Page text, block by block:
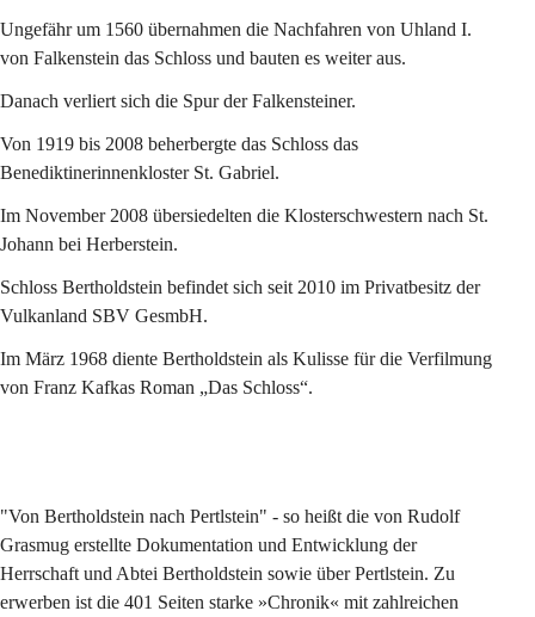
Ungefähr um 1560 übernahmen die Nachfahren von Uhland I.
von Falkenstein das Schloss und bauten es weiter aus.
Danach verliert sich die Spur der Falkensteiner.
Von 1919 bis 2008 beherbergte das Schloss das
Benediktinerinnenkloster St. Gabriel.
Im November 2008 übersiedelten die Klosterschwestern nach St.
Johann bei Herberstein.
Schloss Bertholdstein befindet sich seit 2010 im Privatbesitz der
Vulkanland SBV GesmbH.
Im März 1968 diente Bertholdstein als Kulisse für die Verfilmung
von Franz Kafkas Roman „Das Schloss“.
"Von Bertholdstein nach Pertlstein" - so heißt die von Rudolf
Grasmug erstellte Dokumentation und Entwicklung der
Herrschaft und Abtei Bertholdstein sowie über Pertlstein. Zu
erwerben ist die 401 Seiten starke »Chronik« mit zahlreichen